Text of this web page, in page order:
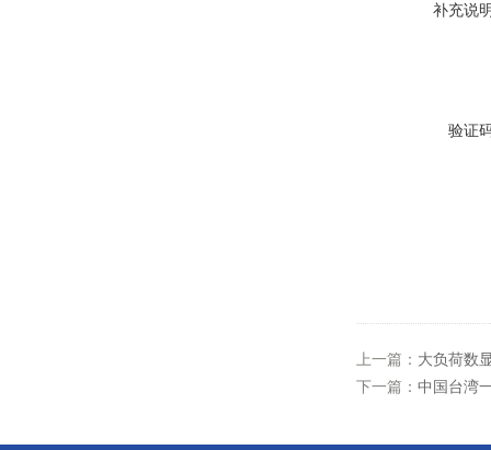
补充说
验证
上一篇： 大负荷数
下一篇： 中国台湾